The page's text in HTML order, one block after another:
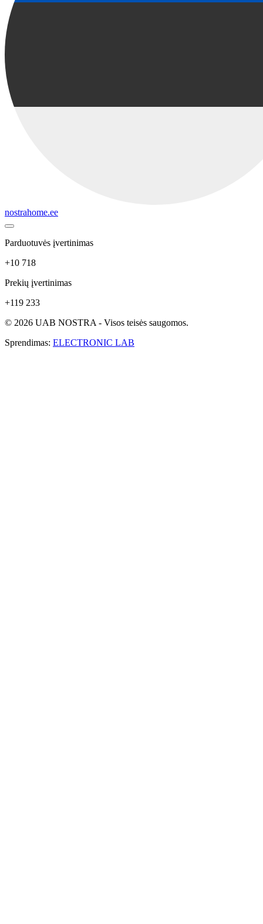
nostrahome.ee
Parduotuvės įvertinimas
+10 718
Prekių įvertinimas
+119 233
© 2026 UAB NOSTRA - Visos teisės saugomos.
Sprendimas: ELECTRONIC LAB